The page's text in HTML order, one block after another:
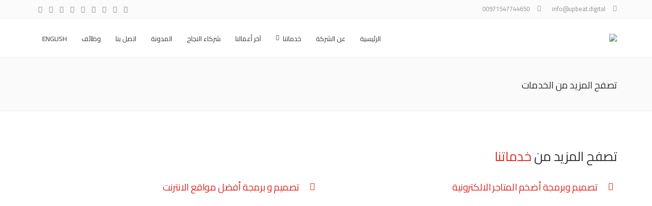
info@upbeat.digital
00971547744650
الرئيسية عن الشركة خدماتنا آخر أعمالنا شركاء النجاح المدونة اتصل بنا وظائف ENGLISH
تصفح المزيد من الخدمات
تصفح المزيد منخدماتنا
تصميم و برمجة أفضل مواقع الانترنت
تصميم وبرمجة أضخم المتاجر الالكترونية